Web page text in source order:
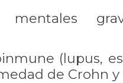
(lupus,
de Crohn y